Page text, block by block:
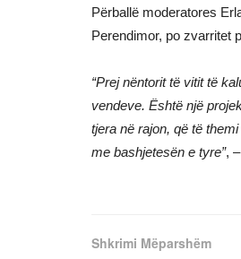
Përballë moderatores
Perendimor, po zvarritet
“Prej nëntorit të vitit të
vendeve. Është një
tjera në rajon, që të
me bashjetesën e tyre”,
Shkrimi Mëparshëm